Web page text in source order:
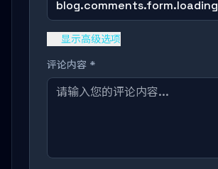
blog.comments.form.loading
显示高级选项
评论内容 *